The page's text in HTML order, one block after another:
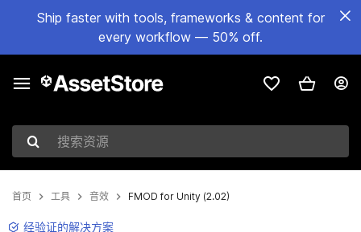
Ship faster with tools, frameworks & content for
every workflow — 50% off.
搜索资源
首页 工具 音效 FMOD for Unity (2.02)
经验证的解决方案